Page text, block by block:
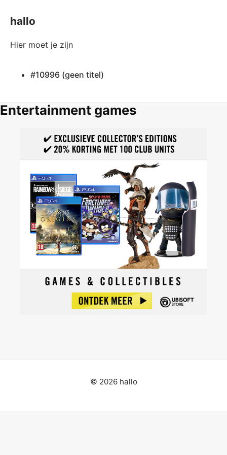
hallo
Hier moet je zijn
#10996 (geen titel)
Entertainment games
© 2026 hallo